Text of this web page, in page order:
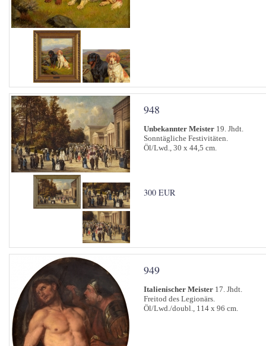
948
Unbekannter Meister 19. Jhdt.
Sonntägliche Festivitäten.
Öl/Lwd., 30 x 44,5 cm.
300 EUR
949
Italienischer Meister 17. Jhdt.
Freitod des Legionärs.
Öl/Lwd./doubl., 114 x 96 cm.